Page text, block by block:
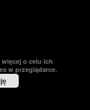
o celu ich
w przeglądarce.